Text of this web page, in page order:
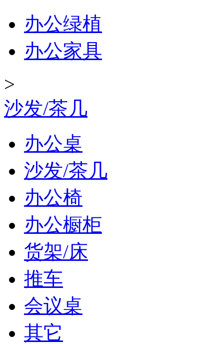
办公绿植
办公家具
>
沙发/茶几
办公桌
沙发/茶几
办公椅
办公橱柜
货架/床
推车
会议桌
其它